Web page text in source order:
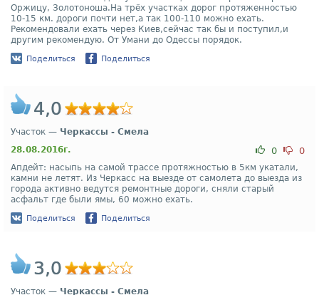
Оржицу, Золотоноша.На трёх участках дорог протяженностью
10-15 км. дороги почти нет,а так 100-110 можно ехать.
Рекомендовали ехать через Киев,сейчас так бы и поступил,и
другим рекомендую. От Умани до Одессы порядок.
Поделиться Поделиться
4,0
Участок — Черкассы - Смела
28.08.2016г.
0 0
Апдейт: насыпь на самой трассе протяжностью в 5км укатали,
камни не летят. Из Черкасс на выезде от самолета до выезда из
города активно ведутся ремонтные дороги, сняли старый
асфальт где были ямы, 60 можно ехать.
Поделиться Поделиться
3,0
Участок — Черкассы - Смела